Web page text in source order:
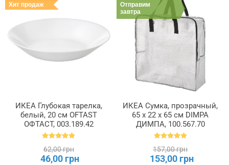
Хит продаж
ИКЕА Глубокая тарелка,
белый, 20 см OFTAST
ОФТАСТ, 003.189.42
62,00 грн
46,00 грн
Отправим
завтра
ИКЕА Сумка, прозрачный,
65 x 22 x 65 см DIMPA
ДИМПА, 100.567.70
157,00 грн
153,00 грн